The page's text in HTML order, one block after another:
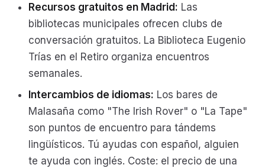
Recursos gratuitos en Madrid: Las
bibliotecas municipales ofrecen clubs de
conversación gratuitos. La Biblioteca Eugenio
Trías en el Retiro organiza encuentros
semanales.
Intercambios de idiomas: Los bares de
Malasaña como "The Irish Rover" o "La Tape"
son puntos de encuentro para tándems
lingüísticos. Tú ayudas con español, alguien
te ayuda con inglés. Coste: el precio de una